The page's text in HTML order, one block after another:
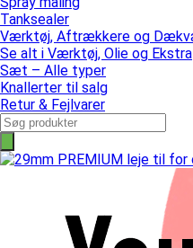
Tanksealer
Værktøj, Aftrækkere og
Se alt i Værktøj, Olie og Ekstra
Sæt – Alle typer
Knallerter til salg
Retur & Fejlvarer
Products
search